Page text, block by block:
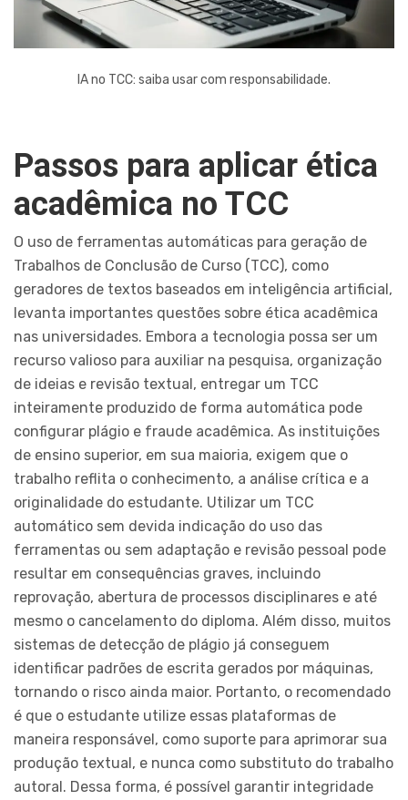
IA no TCC: saiba usar com responsabilidade.
Passos para aplicar ética
acadêmica no TCC
O uso de ferramentas automáticas para geração de
Trabalhos de Conclusão de Curso (TCC), como
geradores de textos baseados em inteligência artificial,
levanta importantes questões sobre ética acadêmica
nas universidades. Embora a tecnologia possa ser um
recurso valioso para auxiliar na pesquisa, organização
de ideias e revisão textual, entregar um TCC
inteiramente produzido de forma automática pode
configurar plágio e fraude acadêmica. As instituições
de ensino superior, em sua maioria, exigem que o
trabalho reflita o conhecimento, a análise crítica e a
originalidade do estudante. Utilizar um TCC
automático sem devida indicação do uso das
ferramentas ou sem adaptação e revisão pessoal pode
resultar em consequências graves, incluindo
reprovação, abertura de processos disciplinares e até
mesmo o cancelamento do diploma. Além disso, muitos
sistemas de detecção de plágio já conseguem
identificar padrões de escrita gerados por máquinas,
tornando o risco ainda maior. Portanto, o recomendado
é que o estudante utilize essas plataformas de
maneira responsável, como suporte para aprimorar sua
produção textual, e nunca como substituto do trabalho
autoral. Dessa forma, é possível garantir integridade